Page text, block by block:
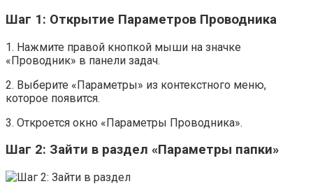
Шаг 1: Открытие Параметров Проводника
1. Нажмите правой кнопкой мыши на значке
«Проводник» в панели задач.
2. Выберите «Параметры» из контекстного меню,
которое появится.
3. Откроется окно «Параметры Проводника».
Шаг 2: Зайти в раздел «Параметры папки»